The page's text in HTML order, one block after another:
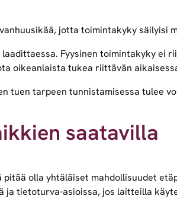
jotta toimintakyky säilyisi
Fyysinen toimintakyky ei
oikeanlaista tukea riittävän
tuen tarpeen tunnistamisessa tulee
saatavilla
olla yhtäläiset mahdollisuudet
tietoturva-asioissa, jos laitteilla